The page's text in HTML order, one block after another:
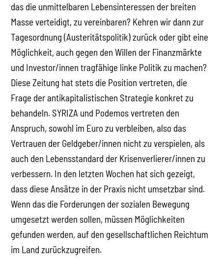
das die unmittelbaren Lebensinteressen der breiten
Masse verteidigt, zu vereinbaren? Kehren wir dann zur
Tagesordnung (Austeritätspolitik) zurück oder gibt eine
Möglichkeit, auch gegen den Willen der Finanzmärkte
und Investor/innen tragfähige linke Politik zu machen?
Diese Zeitung hat stets die Position vertreten, die
Frage der antikapitalistischen Strategie konkret zu
behandeln. SYRIZA und Podemos vertreten den
Anspruch, sowohl im Euro zu verbleiben, also das
Vertrauen der Geldgeber/innen nicht zu verspielen, als
auch den Lebensstandard der Krisenverlierer/innen zu
verbessern. In den letzten Wochen hat sich gezeigt,
dass diese Ansätze in der Praxis nicht umsetzbar sind.
Wenn das die Forderungen der sozialen Bewegung
umgesetzt werden sollen, müssen Möglichkeiten
gefunden werden, auf den gesellschaftlichen Reichtum
im Land zurückzugreifen.